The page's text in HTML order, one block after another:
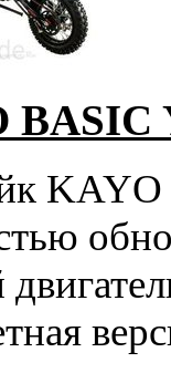
BASIC
KAYO